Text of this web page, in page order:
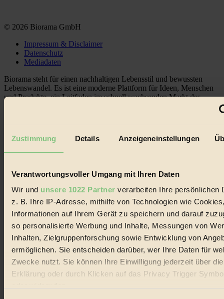
Zustimmung Details Anzeigeneinstellungen
Verantwortungsvoller Umgang mit Ihren Daten
Wir und unsere 1022 Partner verarbeiten Ihre persönlichen
z. B. Ihre IP-Adresse, mithilfe von Technologien wie
Informationen auf Ihrem Gerät zu speichern und darauf
so personalisierte Werbung und Inhalte, Messungen von
Inhalten, Zielgruppenforschung sowie Entwicklung von
ermöglichen. Sie entscheiden darüber, wer Ihre Daten für
Zwecke nutzt. Sie können Ihre Einwilligung jederzeit über
Erklärung oder durch Klicken auf das Privacy Trigger
© 2026 Biorama GmbH
Impressum & Disclaimer
Datenschutz
Mediadaten
Biorama steht für einen nachhaltigen Lebensstil und bewussten
Lebenswandel. Es ist eine moderne Plattform für Ideen, Menschen
und Produkte, ein Leitfaden im schnell wachsenden Markt des
22.601 Fans auf Facebook
Nachhaltigkeit
Vegan